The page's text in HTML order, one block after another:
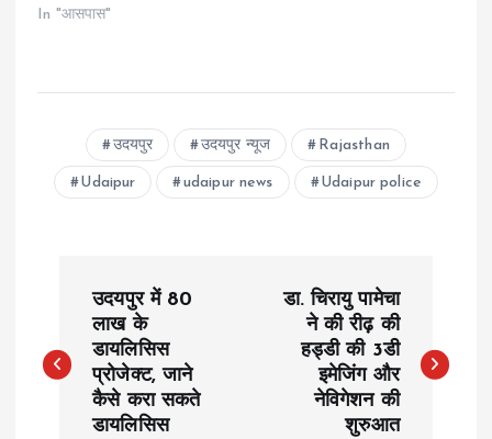
In "आसपास"
उदयपुर उदयपुर न्यूज Rajasthan
Udaipur udaipur news Udaipur police
s
उदयपुर में 80
लाख के
डायलिसिस
प्रोजेक्ट, जाने
कैसे करा सकते
डायलिसिस
डा. चिरायु पामेचा
ने की रीढ़ की
हड्डी की 3डी
इमेजिंग और
नेविगेशन की
शुरुआत